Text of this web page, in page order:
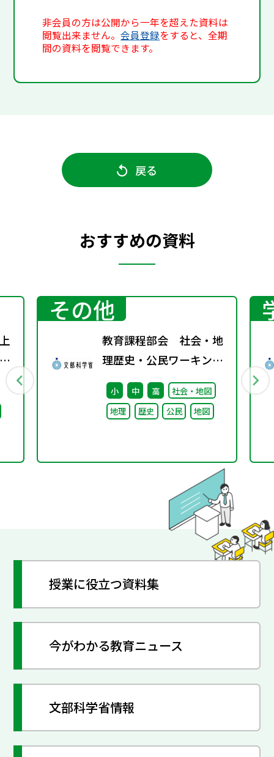
非会員の方は公開から一年を超えた資料は
閲覧出来ません。会員登録をすると、全期
間の資料を閲覧できます。
戻る
おすすめの資料
その他
教育課程部会 社会・地
理歴史・公民ワーキング
（第3回） 配付資料
小 中 高
社会・地図
地理
歴史 公民 地図
授業に役立つ資料集
今がわかる教育ニュース
文部科学省情報